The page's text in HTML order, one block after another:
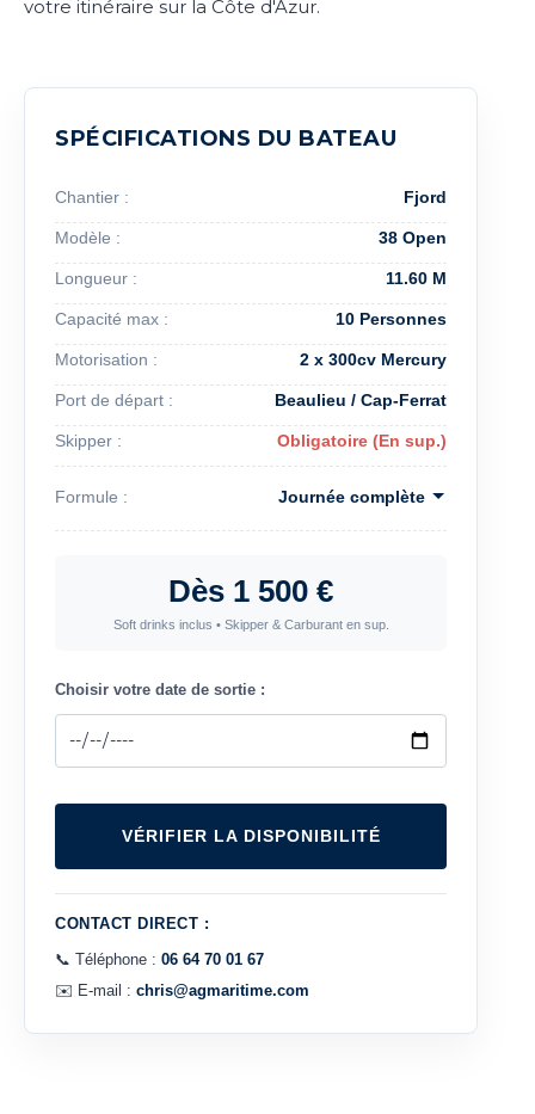
votre itinéraire sur la Côte d'Azur.
SPÉCIFICATIONS DU BATEAU
Chantier : Fjord
Modèle : 38 Open
Longueur : 11.60 M
Capacité max : 10 Personnes
Motorisation : 2 x 300cv Mercury
Port de départ : Beaulieu / Cap-Ferrat
Skipper : Obligatoire (En sup.)
Formule :
Dès 1 500 €
Soft drinks inclus • Skipper & Carburant en sup.
Choisir votre date de sortie :
VÉRIFIER LA DISPONIBILITÉ
CONTACT DIRECT :
📞 Téléphone : 06 64 70 01 67
✉️ E-mail : chris@agmaritime.com